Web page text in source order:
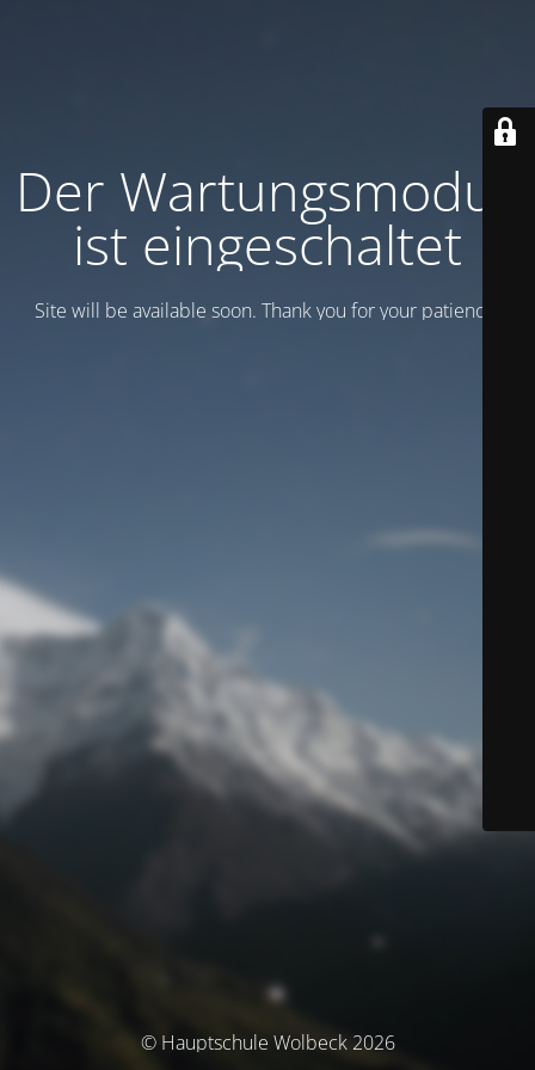
Der Wartungsmodus
ist eingeschaltet
Site will be available soon. Thank you for your patience!
© Hauptschule Wolbeck 2026